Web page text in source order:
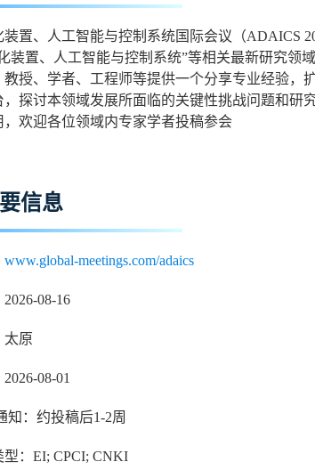
装置、人工智能与控制系统国际会议（ADAICS
装置、人工智能与控制系统”等相关最新研究领
教授、学者、工程师等提供一个分享专业经验，
，探讨本领域发展所面临的关键性挑战问题和研
，欢迎各位领域内专家学者投稿参会
信息
www.global-meetings.com/adaics
08-16
太原
08-01
知：约投稿后1-2周
型：EI; CPCI; CNKI